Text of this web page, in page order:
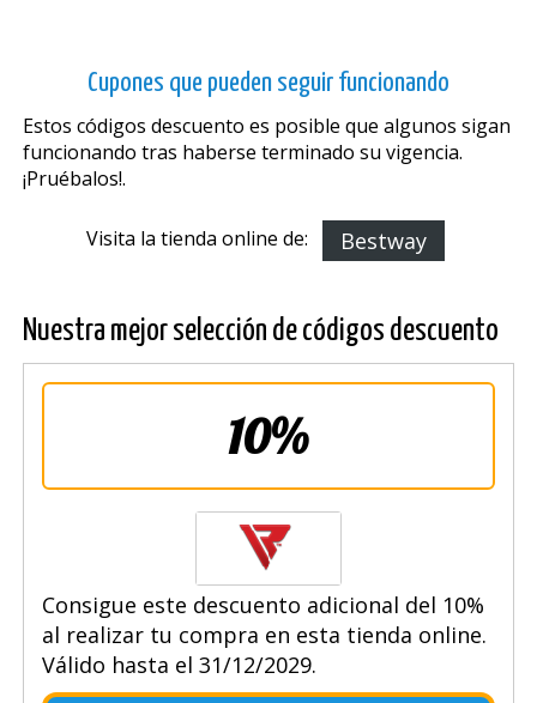
Cupones que pueden seguir funcionando
Estos códigos descuento es posible que algunos sigan
funcionando tras haberse terminado su vigencia.
¡Pruébalos!.
Visita la tienda online de: Bestway
Nuestra mejor selección de códigos descuento
10%
Consigue este descuento adicional del 10%
al realizar tu compra en esta tienda online.
Válido hasta el 31/12/2029.